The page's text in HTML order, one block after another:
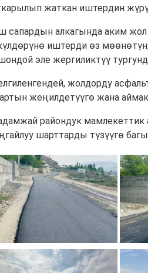
жаткан иштердин
сапардын алкагында аким жол
иштерди өз
эле жергиликтүү
жолдорду
жеңилдетүүгө жана
райондук
шарттарды түзүүгө